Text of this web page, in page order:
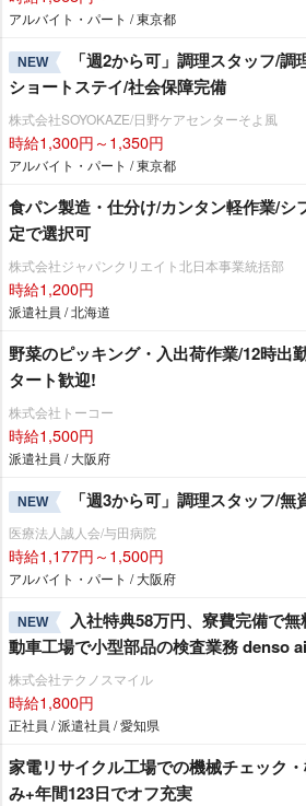
アルバイト・パート / 東京都
NEW
「週2から可」調理スタッフ/
ショートステイ/社会保障完備
株式会社SOYOKAZE/日野ケアセンターそよ風
時給1,300円～1,350円
アルバイト・パート / 東京都
食パン製造・仕分け/カンタン軽作業/シ
定で選択可
株式会社ジャパンクリエイト北日本事業統括部
時給1,200円
派遣社員 / 北海道
野菜のピッキング・入出荷作業/12時出
タート歓迎!
株式会社トーコー
時給1,500円
派遣社員 / 大阪府
NEW 「週3から可」調理スタッフ/
医療法人誠人会/与田病院
時給1,177円～1,500円
アルバイト・パート / 大阪府
NEW
入社特典58万円、寮費完備で
動車工場で小型部品の検査業務 denso
株式会社テクノスマイル
時給1,800円
正社員 / 派遣社員 / 愛知県
家電リサイクル工場での機械チェック
み+年間123日でオフ充実